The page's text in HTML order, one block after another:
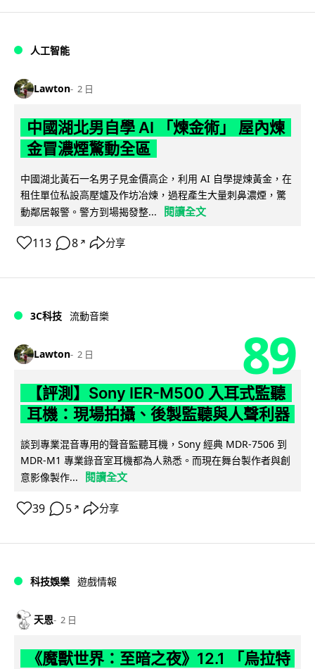
人工智能
Lawton 2 日
中國湖北男自學 AI 「煉金術」 屋內煉
金冒濃煙驚動全區
中國湖北黃石一名男子見金價高企，利用 AI 自學提煉黃金，在
租住單位私設高壓爐及作坊冶煉，過程產生大量刺鼻濃煙，驚
動鄰居報警。警方到場揭發整...
閱讀全文
113 8 ↗ 分享
3C科技 流動音樂
Lawton 2 日 89
【評測】Sony IER-M500 入耳式監聽
耳機：現場拍攝、後製監聽與人聲利器
談到專業混音專用的聲音監聽耳機，Sony 經典 MDR-7506 到
MDR-M1 專業錄音室耳機都為人熟悉。而現在舞台製作者與創
意影像製作...
閱讀全文
39 5 ↗ 分享
科技娛樂 遊戲情報
天恩 2 日
《魔獸世界：至暗之夜》12.1 「烏拉特